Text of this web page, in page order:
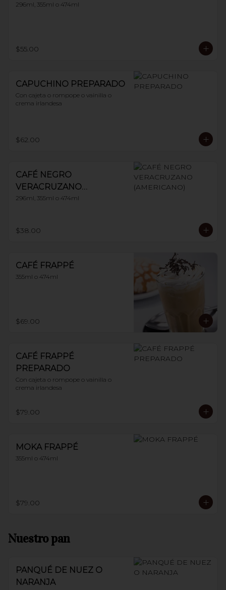
296ml, 355ml o 474ml
$55.00
CAPUCHINO PREPARADO
Con cajeta o rompope o vainilla o
crema irlandesa
$62.00
CAFÉ NEGRO
VERACRUZANO
(AMERICANO)
296ml, 355ml o 474ml
$38.00
CAFÉ FRAPPÉ
355ml o 474ml
$69.00
CAFÉ FRAPPÉ
PREPARADO
Con cajeta o rompope o vainilla o
crema irlandesa
$79.00
MOKA FRAPPÉ
355ml o 474ml
$79.00
Nuestro pan
PANQUÉ DE NUEZ O
NARANJA